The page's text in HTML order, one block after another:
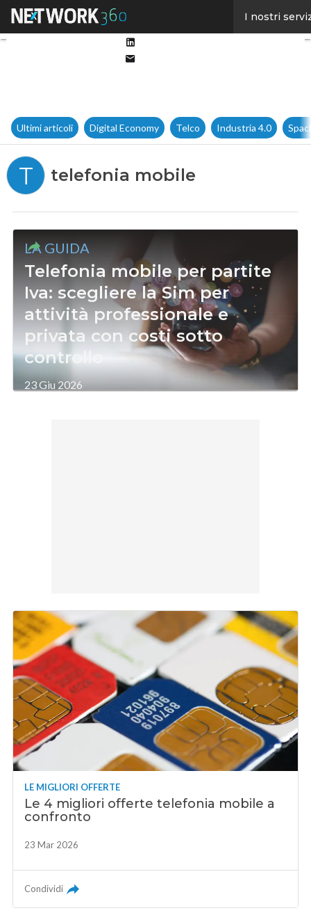
I nostri
Ultimi articoli Digital Economy Telco Industria 4.0
T telefonia mobile
LA GUIDA
Telefonia mobile per partite
Iva: scegliere la Sim per
attività professionale e
privata con costi sotto
controllo
23 Giu 2026
LE MIGLIORI OFFERTE
Le 4 migliori offerte telefonia mobile a
confronto
23 Mar 2026
Condividi